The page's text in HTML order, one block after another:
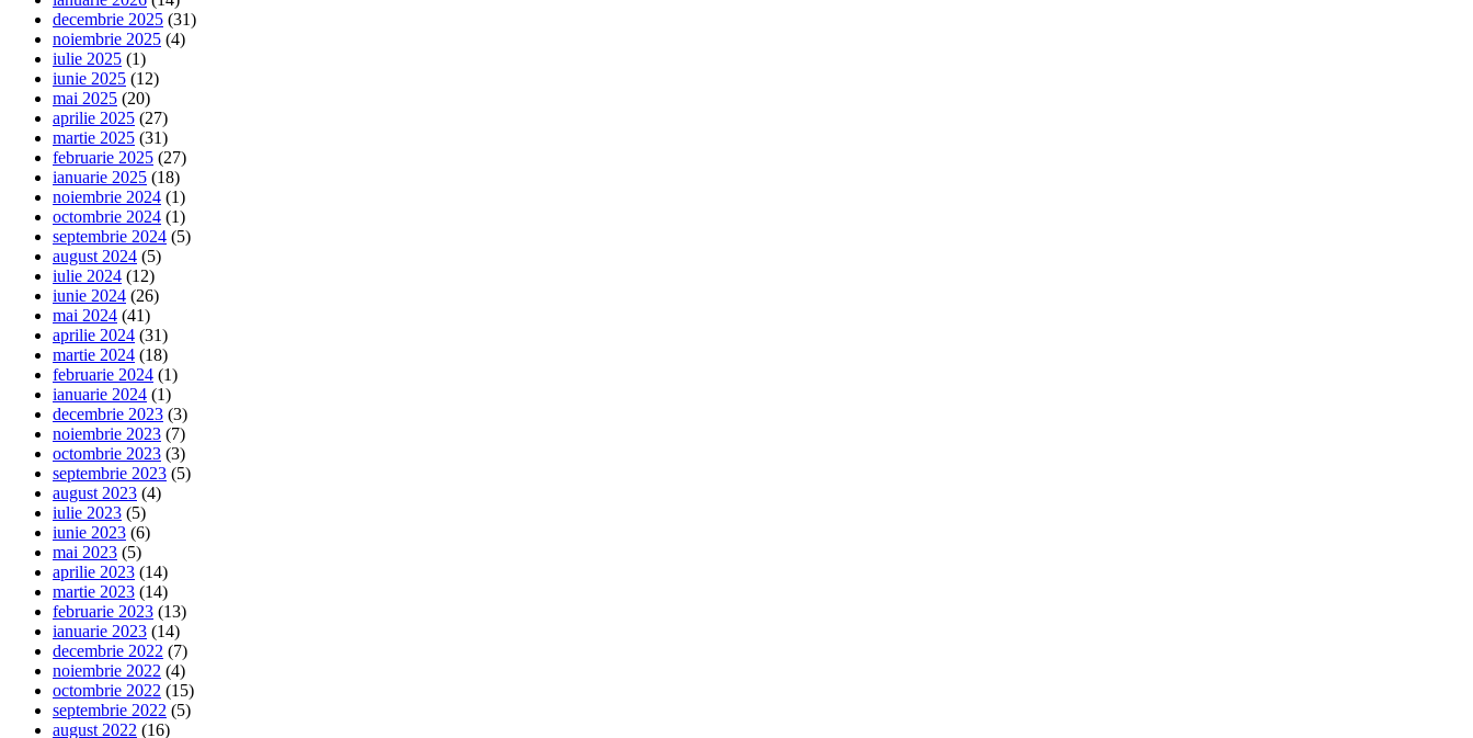
decembrie 2025 (31)
noiembrie 2025 (4)
iulie 2025 (1)
iunie 2025 (12)
mai 2025 (20)
aprilie 2025 (27)
martie 2025 (31)
februarie 2025 (27)
ianuarie 2025 (18)
noiembrie 2024 (1)
octombrie 2024 (1)
septembrie 2024 (5)
august 2024 (5)
iulie 2024 (12)
iunie 2024 (26)
mai 2024 (41)
aprilie 2024 (31)
martie 2024 (18)
februarie 2024 (1)
ianuarie 2024 (1)
decembrie 2023 (3)
noiembrie 2023 (7)
octombrie 2023 (3)
septembrie 2023 (5)
august 2023 (4)
iulie 2023 (5)
iunie 2023 (6)
mai 2023 (5)
aprilie 2023 (14)
martie 2023 (14)
februarie 2023 (13)
ianuarie 2023 (14)
decembrie 2022 (7)
noiembrie 2022 (4)
octombrie 2022 (15)
septembrie 2022 (5)
august 2022 (16)